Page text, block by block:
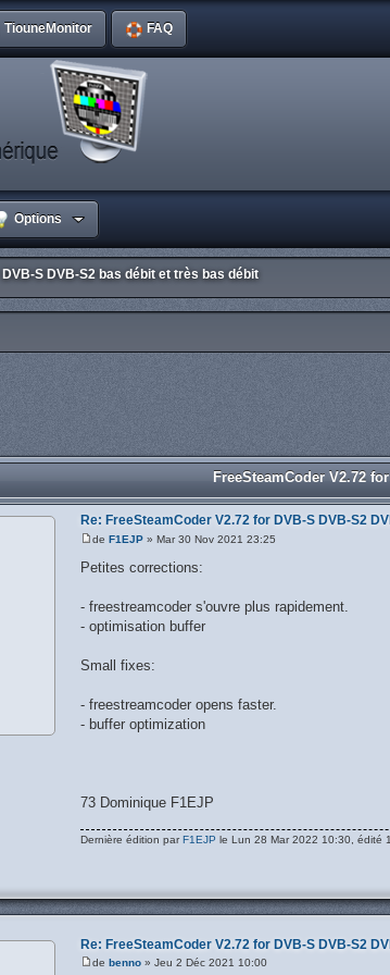
TiouneMonitor FAQ
Options
DVB-S DVB-S2 bas débit et très bas débit
FreeSteamCoder V2.72
Re: FreeSteamCoder V2.72 for DVB-S DVB-S2
de F1EJP» Mar 30 Nov 2021 23:25
Petites corrections:
- freestreamcoder s'ouvre plus rapidement.
- optimisation buffer
Small fixes:
- freestreamcoder opens faster.
- buffer optimization
73 Dominique F1EJP
Dernière édition parF1EJP le Lun 28 Mar 2022 10:30, édité
Re: FreeSteamCoder V2.72 for DVB-S DVB-S2
de benno» Jeu 2 Déc 2021 10:00